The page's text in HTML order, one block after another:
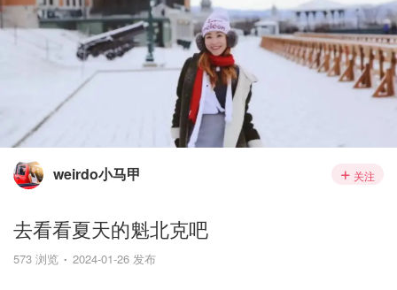
weirdo小马甲 关注
去看看夏天的魁北克吧
573 浏览 2024-01-26 发布